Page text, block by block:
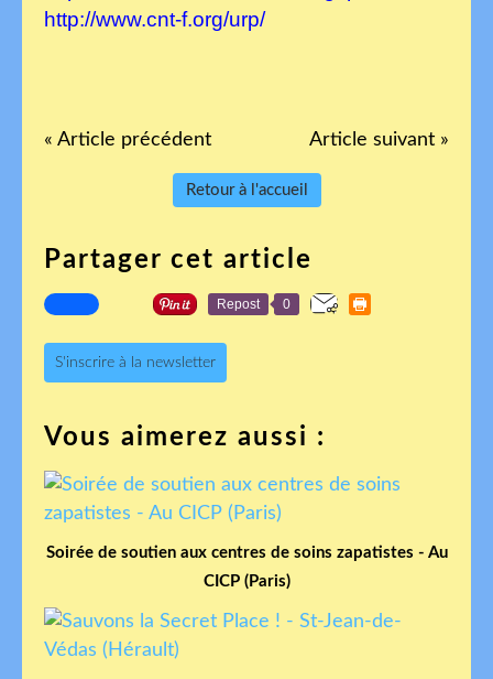
http://www.cnt-f.org/urp/
« Article précédent Article suivant »
Retour à l'accueil
Partager cet article
Repost 0
S'inscrire à la newsletter
Vous aimerez aussi :
Soirée de soutien aux centres de soins zapatistes - Au
CICP (Paris)